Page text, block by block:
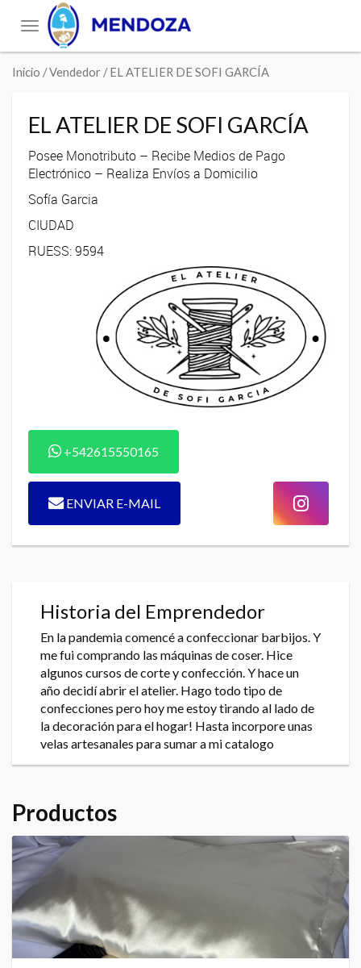
Toggle
navigation
Inicio / Vendedor / EL ATELIER DE SOFI GARCÍA
EL ATELIER DE SOFI GARCÍA
Posee Monotributo – Recibe Medios de Pago
Electrónico – Realiza Envíos a Domicilio
Sofía Garcia
CIUDAD
RUESS: 9594
+542615550165
ENVIAR E-MAIL
Historia del Emprendedor
En la pandemia comencé a confeccionar barbijos. Y
me fui comprando las máquinas de coser. Hice
algunos cursos de corte y confección. Y hace un
año decidí abrir el atelier. Hago todo tipo de
confecciones pero hoy me estoy tirando al lado de
la decoración para el hogar! Hasta incorpore unas
velas artesanales para sumar a mi catalogo
Productos